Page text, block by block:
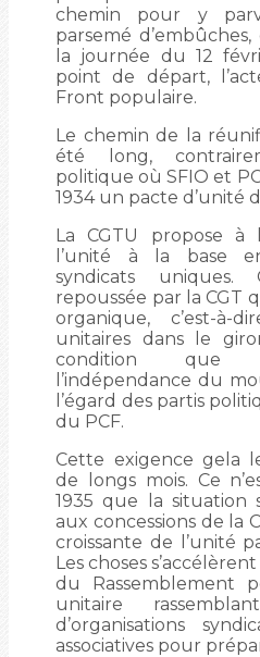
chemin pour y
parsemé
la journée du 12
point de départ,
Front populaire.
Le chemin de la
été long,
politique où SFIO et
1934 un pacte d’unité
La CGTU propose à
l’unité à la base
syndicats
repoussée par la CGT
organique, c’est-
unitaires dans le
condition que
l’indépendance du
l’égard des partis
du PCF.
Cette exigence gela
de longs mois. Ce
1935 que la situation
aux concessions de la
croissante de l’unité
Les choses
du Rassemblement
unitaire
d’organisations
associatives pour